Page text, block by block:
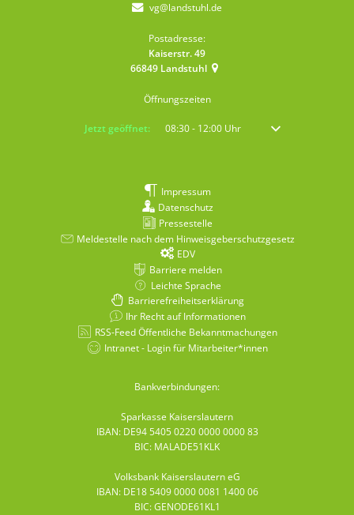
vg@landstuhl.de
Postadresse:
Kaiserstr. 49
66849 Landstuhl
Öffnungszeiten
Klicken, um weitere Öffnungs- oder Schließzeiten auszublenden
Jetzt geöffnet: 08:30- 12:00Uhr Von 08:30 bis 12:00
Impressum
Datenschutz
Pressestelle
Meldestelle nach dem Hinweisgeberschutzgesetz
EDV
Barriere melden
Leichte Sprache
Barrierefreiheitserklärung
Ihr Recht auf Informationen
RSS-Feed Öffentliche Bekanntmachungen
Intranet - Login für Mitarbeiter*innen
Bankverbindungen:
Sparkasse Kaiserslautern
IBAN: DE94 5405 0220 0000 0000 83
BIC: MALADE51KLK
Volksbank Kaiserslautern eG
IBAN: DE18 5409 0000 0081 1400 06
BIC: GENODE61KL1